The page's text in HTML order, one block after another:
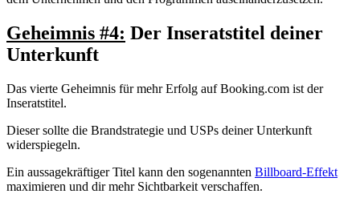
Geheimnis #4: Der Inseratstitel deiner
Unterkunft
Das vierte Geheimnis für mehr Erfolg auf Booking.com ist der
Inseratstitel.
Dieser sollte die Brandstrategie und USPs deiner Unterkunft
widerspiegeln.
Ein aussagekräftiger Titel kann den sogenannten Billboard-Effekt
maximieren und dir mehr Sichtbarkeit verschaffen.